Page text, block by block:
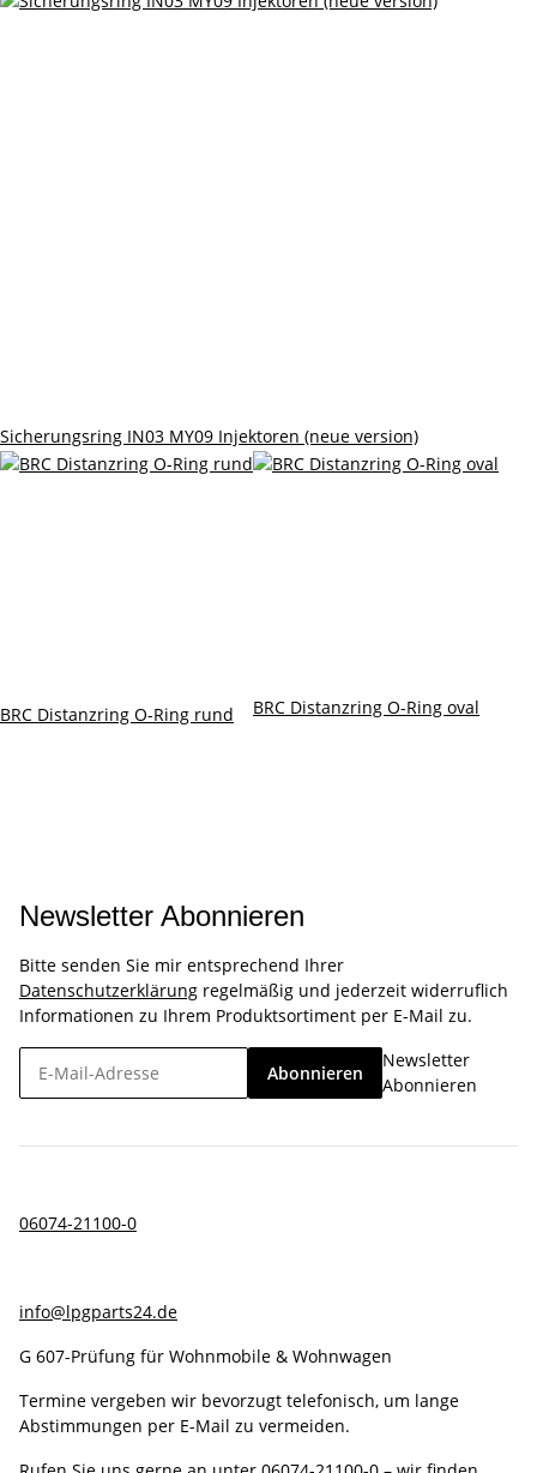
Sicherungsring IN03 MY09 Injektoren (neue version)
BRC Distanzring O-Ring rund BRC Distanzring O-Ring oval
Newsletter Abonnieren
Bitte senden Sie mir entsprechend Ihrer
Datenschutzerklärung regelmäßig und jederzeit widerruflich
Informationen zu Ihrem Produktsortiment per E-Mail zu.
Abonnieren
Newsletter
Abonnieren
06074-21100-0
info@lpgparts24.de
G 607-Prüfung für Wohnmobile & Wohnwagen
Termine vergeben wir bevorzugt telefonisch, um lange
Abstimmungen per E-Mail zu vermeiden.